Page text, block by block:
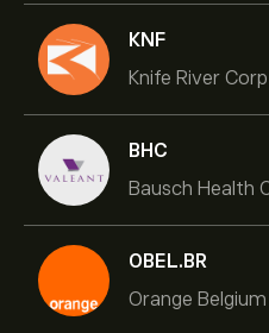
KNF
Knife River Corp
BHC
Bausch Health
OBEL.BR
Orange Belgium